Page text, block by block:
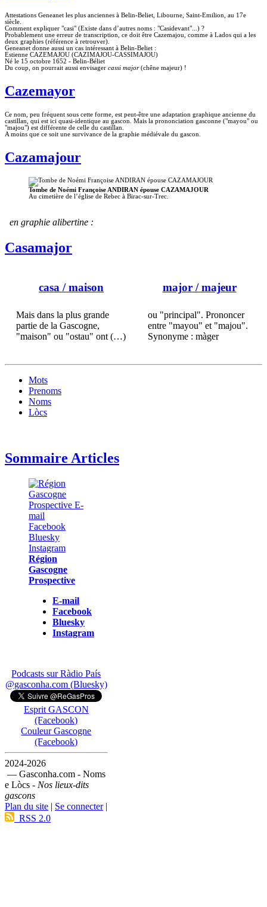
Attestations Geneanet les plus anciennes à Belin-Beliet, Libourne, Saint-Emilion, au 17e
siècle.
Comment expliquer "casi" (Existe dans d’autres noms : "Casidevant"...) ?
Probablement une erreur de transcription, ce doit être Cazemajou, comme à Lados qui a les
deux graphies (référence à retrouver).
Geneanet donne aussi un cas intéressant à Belin-Beliet :
Estienne CAZEMAJOU (CAZIMAJOU-CASSIMAJOU)
Né le 15 octobre 1652 - Belin-Béliet
Du coup, on pourrait aussi envisager cassi major(chêne majeur) !
Cazemayor
Ce nom, peu fréquent sous cette forme, est peut-être une adaptation graphique ancienne du
castillan, qui est ici quasi-identique au gascon. Mais la prononciation gasconne ("mayou" ou
"majou") est différente de celle du castillan.
A moins que ce soit une survivance de la graphie médiévale du gascon.
Cazamajour
Tombe de Noémi Françoise ANDIRAN épouse CAZAMAJOUR
Au cimetière de l’église de Rebec à Birac-sur-Trec.
en graphie alibertine :
Casamajor
casa / maison
Mais dans la plus grande
partie de la Gascogne,
"maison" ou "ostau" ont (…)
major/ majeur
ou "principal". Prononcer
entre "mayou" et "majou".
Synonyme : màger
Mots
Prenoms
Noms
Lòcs
Sommaire Articles
Région
Gascogne
Prospective
E-mail
Facebook
Bluesky
Instagram
Podcasts sur Ràdio País
@gasconha.com (Bluesky)
Esprit GASCON
(Facebook)
Couleur Gascogne
(Facebook)
2024-2026
— Gasconha.com - Noms
e Lòcs - Nos lieux-dits
gascons
Plan du site | Se connecter|
RSS 2.0